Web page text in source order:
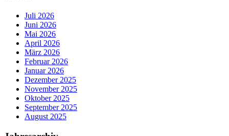
Juli 2026
Juni 2026
Mai 2026
April 2026
März 2026
Februar 2026
Januar 2026
Dezember 2025
November 2025
Oktober 2025
September 2025
August 2025